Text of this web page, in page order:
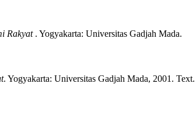
Rakyat. Yogyakarta: Universitas Gadjah Mada.
. Yogyakarta: Universitas Gadjah Mada, 2001. Text.